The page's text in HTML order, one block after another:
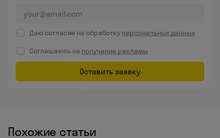
Даю согласие на обработку персональных данных
Соглашаюсь на получение рекламы
Оставить заявку
Похожие статьи